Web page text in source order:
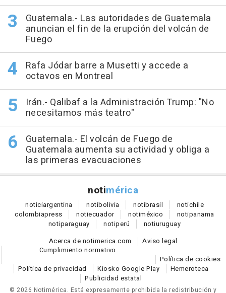
Guatemala.- Las autoridades de Guatemala
anuncian el fin de la erupción del volcán de
Fuego
Rafa Jódar barre a Musetti y accede a
octavos en Montreal
Irán.- Qalibaf a la Administración Trump: "No
necesitamos más teatro"
Guatemala.- El volcán de Fuego de
Guatemala aumenta su actividad y obliga a
las primeras evacuaciones
notimérica
noticiargentina notibolivia notibrasil notichile
colombiapress notiecuador notiméxico notipanama
notiparaguay notiperú notiuruguay
Acerca de notimerica.com
Aviso legal
Cumplimiento normativo
Política de cookies
Política de privacidad
Kiosko Google Play
Hemeroteca
Publicidad estatal
© 2026 Notimérica. Está expresamente prohibida la redistribución y